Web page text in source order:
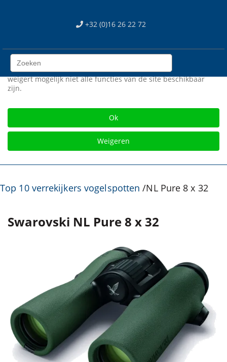
+32 (0)16 26 22 72
Top 10 verrekijkers vogelspotten /NL Pure 8 x 32
Swarovski NL Pure 8 x 32
anderen ons helpen om de site en gebruikerservaring te
verbeteren (tracking cookies). U kan zelf kiezen of u deze
cookies wil toestaan of niet. Let op dat als u onze cookies
weigert mogelijk niet alle functies van de site beschikbaar
zijn.
Ok
Weigeren